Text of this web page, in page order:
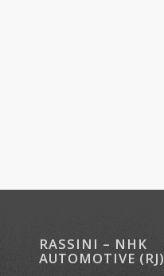
RASSINI – NHK
AUTOMOTIVE (RJ)